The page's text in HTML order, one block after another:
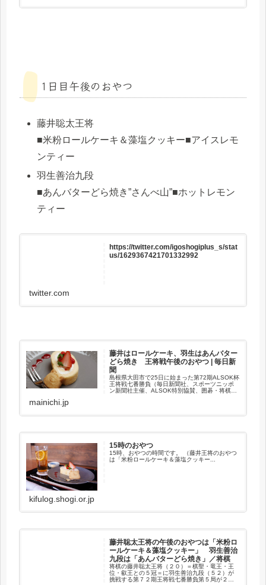
1日目午後のおやつ
藤井聡太王将
■米粉ロールケーキ＆藻塩クッキー■アイスレモ
ンティー
羽生善治九段
■あんバターどら焼き”さんべ山”■ホットレモン
ティー
https://twitter.com/igoshogiplus_s/stat
us/1629367421701332992
twitter.com
藤井はロールケーキ、羽生はあんバター
どら焼き 王将戦午後のおやつ | 毎日新
聞
島根県大田市で25日に始まった第72期ALSOK杯
王将戦七番勝負（毎日新聞社、スポーツニッポ
ン新聞社主催、ALSOK特別協賛、囲碁・将棋チ
mainichi.jp
15時のおやつ
15時、おやつの時間です。 （藤井王将のおやつ
は「米粉ロールケーキ＆藻塩クッキー...
kifulog.shogi.or.jp
藤井聡太王将の午後のおやつは「米粉ロ
ールケーキ＆藻塩クッキー」 羽生善治
九段は「あんバターどら焼き」／将棋
将棋の藤井聡太王将（２０）＝棋聖・竜王・王
位・叡王との５冠＝に羽生善治九段（５２）が
挑戦する第７２期王将戦七番勝負第５局が２５